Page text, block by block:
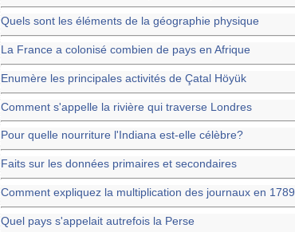
Quels sont les éléments de la géographie physique
La France a colonisé combien de pays en Afrique
Enumère les principales activités de Çatal Höyük
Comment s'appelle la rivière qui traverse Londres
Pour quelle nourriture l'Indiana est-elle célèbre?
Faits sur les données primaires et secondaires
Comment expliquez la multiplication des journaux en 1789
Quel pays s'appelait autrefois la Perse